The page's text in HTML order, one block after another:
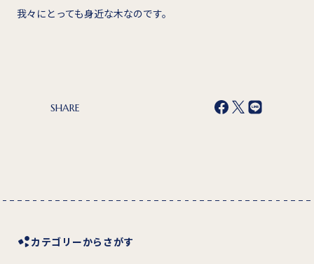
我々にとっても身近な木なのです。
SHARE
カテゴリーからさがす